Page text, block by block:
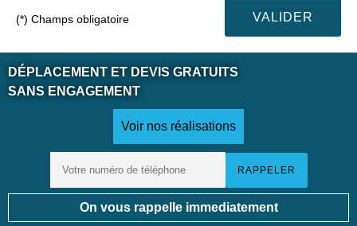
(*) Champs obligatoire
DÉPLACEMENT ET DEVIS GRATUITS
SANS ENGAGEMENT
Voir nos réalisations
On vous rappelle immediatement